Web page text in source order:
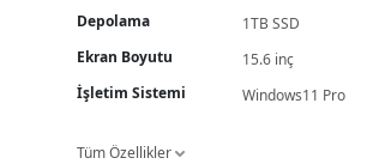
Depolama
1TB SSD
Ekran Boyutu
15.6 inç
İşletim Sistemi
Windows11 Pro
Tüm Özellikler